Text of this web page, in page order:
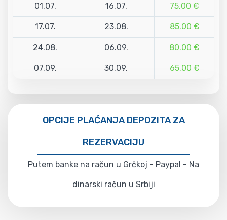
01.07. 16.07. 75.00 €
17.07. 23.08. 85.00 €
24.08. 06.09. 80.00 €
07.09. 30.09. 65.00 €
OPCIJE PLAĆANJA DEPOZITA ZA
REZERVACIJU
Putem banke na račun u Grčkoj - Paypal - Na
dinarski račun u Srbiji